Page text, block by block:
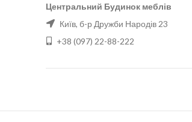
Центральний Будинок меблів
Київ, б-р Дружби Народів 23
+38 (097) 22-88-222